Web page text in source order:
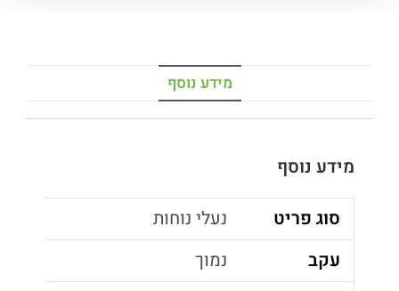
מידע נוסף
מידע נוסף
סוג פריט
נעלי נוחות
עקב
נמוך